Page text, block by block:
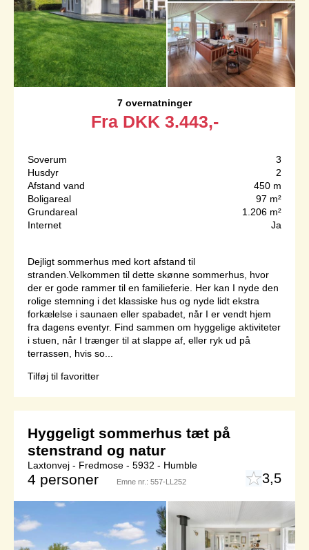
7 overnatninger
Fra DKK 3.443,-
Soverum
3
Husdyr
2
Afstand vand
450 m
Boligareal
97 m²
Grundareal
1.206 m²
Internet
Ja
Dejligt sommerhus med kort afstand til
stranden.Velkommen til dette skønne sommerhus, hvor
der er gode rammer til en familieferie. Her kan I nyde den
rolige stemning i det klassiske hus og nyde lidt ekstra
forkælelse i saunaen eller spabadet, når I er vendt hjem
fra dagens eventyr. Find sammen om hyggelige aktiviteter
i stuen, når I trænger til at slappe af, eller ryk ud på
terrassen, hvis so...
Tilføj til favoritter
Hyggeligt sommerhus tæt på
stenstrand og natur
Laxtonvej - Fredmose - 5932 - Humble
4 personer Emne nr.: 557-LL252 3,5